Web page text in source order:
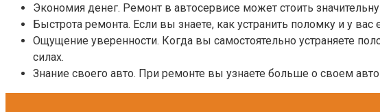
Экономия денег. Ремонт в автосервисе может стоить
Быстрота ремонта. Если вы знаете, как устранить поломку и у
Ощущение уверенности. Когда вы самостоятельно устраняете
силах.
Знание своего авто. При ремонте вы узнаете больше о своем